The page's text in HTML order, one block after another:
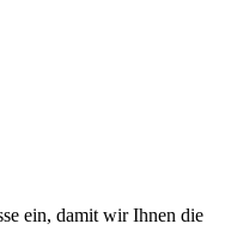
ein, damit wir Ihnen die